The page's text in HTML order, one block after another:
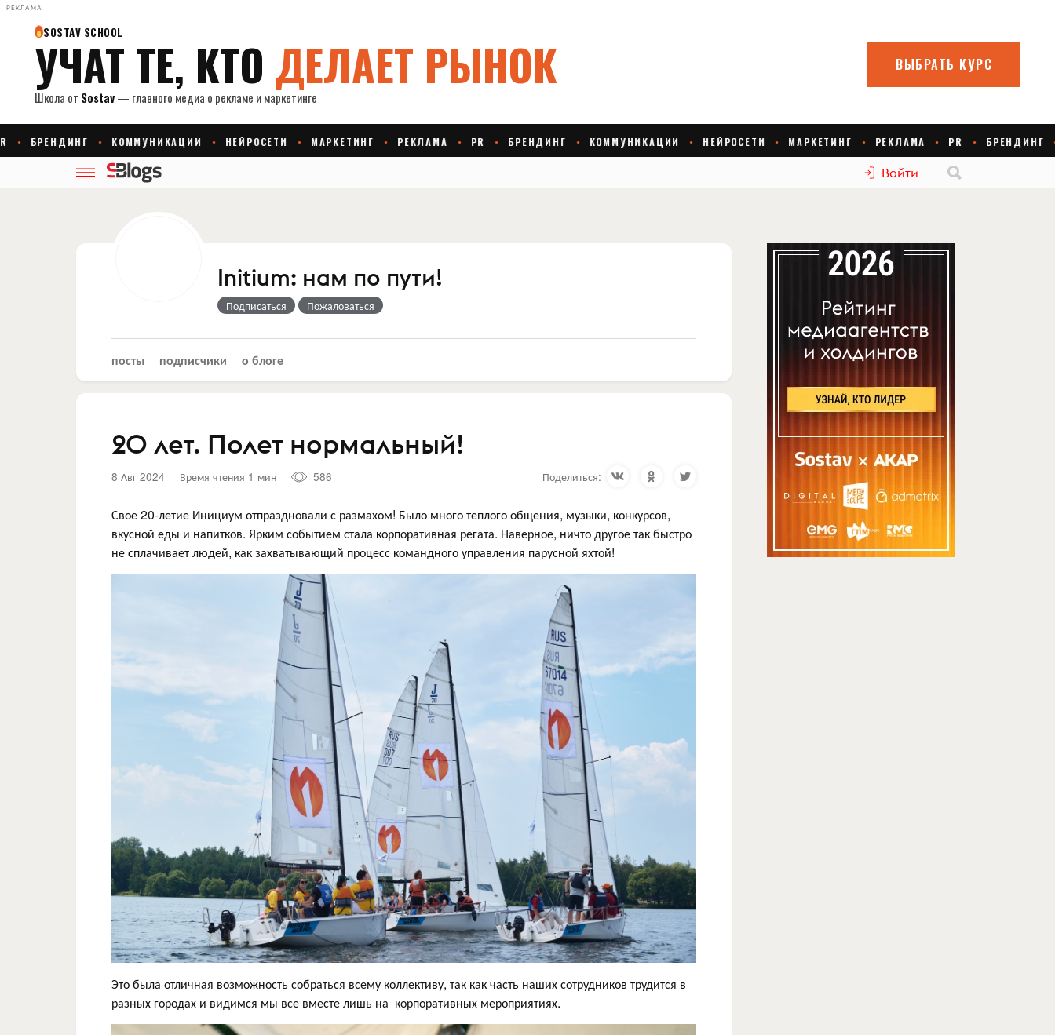
РЕКЛАМА
Войти
Initium: нам по пути!
Подписаться Пожаловаться
посты подписчики о блоге
20 лет. Полет нормальный!
8 Авг 2024 Время чтения 1 мин 586 Поделиться:
Свое 20-летие Инициум отпраздновали с размахом! Было много теплого общения, музыки, конкурсов,
вкусной еды и напитков. Ярким событием стала корпоративная регата. Наверное, ничто другое так быстро
не сплачивает людей, как захватывающий процесс командного управления парусной яхтой!
Это была отличная возможность собраться всему коллективу, так как часть наших сотрудников трудится в
разных городах и видимся мы все вместе лишь на корпоративных мероприятиях.